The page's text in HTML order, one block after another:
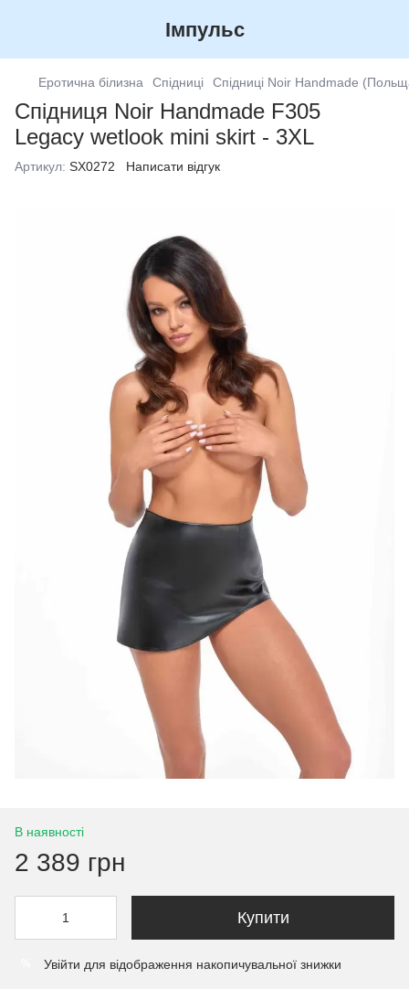
Імпульс
Еротична білизна Спідниці Спідниці Noir Handmade
Спідниця Noir Handmade F305
Legacy wetlook mini skirt - 3XL
Артикул: SX0272 Написати відгук
В наявності
2 389 грн
Купити
Увійти для відображення накопичувальної знижки